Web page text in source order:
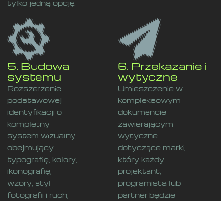
tylko jedną opcję.
5. Budowa
systemu
Rozszerzenie
podstawowej
identyfikacji o
kompletny
system wizualny
obejmujący
typografię, kolory,
ikonografię,
wzory, styl
fotografii i ruch,
6. Przekazanie i
wytyczne
Umieszczenie w
kompleksowym
dokumencie
zawierającym
wytyczne
dotyczące marki,
który każdy
projektant,
programista lub
partner będzie